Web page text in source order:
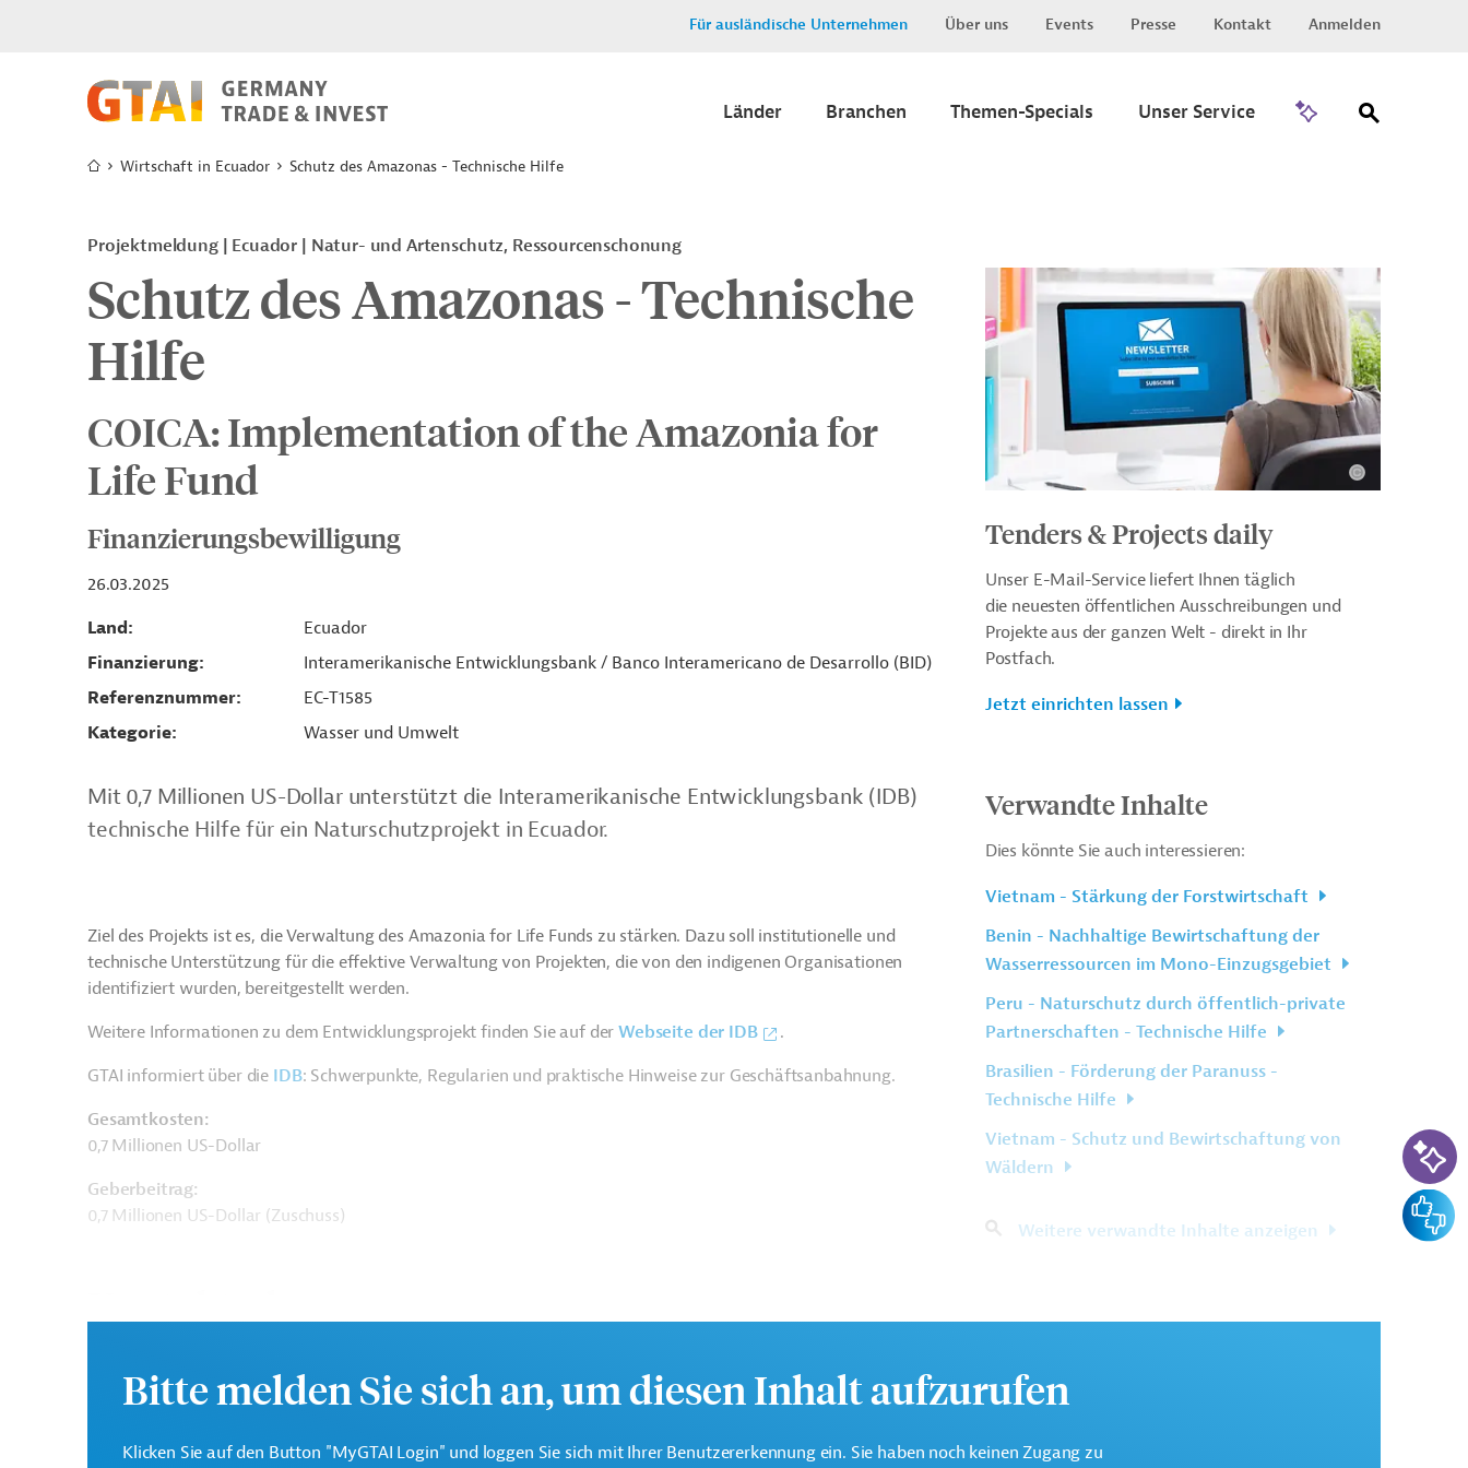
Für ausländische Unternehmen Über uns Events Presse Kontakt Anmelden
Länder Branchen Themen-Specials Unser Service
Wirtschaft in Ecuador Schutz des Amazonas - Technische Hilfe
Projektmeldung Ecuador Natur- und Artenschutz, Ressourcenschonung
Schutz des Amazonas - Technische
Hilfe
COICA: Implementation of the Amazonia for
Life Fund
Finanzierungsbewilligung
26.03.2025
Land
Ecuador
Finanzierung
Interamerikanische Entwicklungsbank / Banco Interamericano de Desarrollo (BID)
Referenznummer
EC-T1585
Kategorie
Wasser und Umwelt
Mit 0,7 Millionen US-Dollar unterstützt die Interamerikanische Entwicklungsbank (IDB)
technische Hilfe für ein Naturschutzprojekt in Ecuador.
Ziel des Projekts ist es, die Verwaltung des Amazonia for Life Funds zu stärken. Dazu soll institutionelle und
technische Unterstützung für die effektive Verwaltung von Projekten, die von den indigenen Organisationen
identifiziert wurden, bereitgestellt werden.
Weitere Informationen zu dem Entwicklungsprojekt finden Sie auf derWebseite der IDB
.
GTAI informiert über die IDB: Schwerpunkte, Regularien und praktische Hinweise zur Geschäftsanbahnung.
Gesamtkosten:
0,7 Millionen US-Dollar
Geberbeitrag:
0,7 Millionen US-Dollar (Zuschuss)
Interamerikanische
Die IDB ist die wichtigste multilaterale Finanzierungsinstitution für
Tenders & Projects daily
Unser E-Mail-Service liefert Ihnen täglich
die neuesten öffentlichen Ausschreibungen und
Projekte aus der ganzen Welt - direkt in Ihr
Postfach.
Jetzt einrichten lassen
Verwandte Inhalte
Dies könnte Sie auch interessieren:
Vietnam - Stärkung der Forstwirtschaft
Benin - Nachhaltige Bewirtschaftung der
Wasserressourcen im Mono-Einzugsgebiet
Peru - Naturschutz durch öffentlich-private
Partnerschaften - Technische Hilfe
Brasilien - Förderung der Paranuss -
Technische Hilfe
Vietnam - Schutz und Bewirtschaftung von
Wäldern
Weitere verwandte Inhalte anzeigen
Bitte melden Sie sich an, um diesen Inhalt aufzurufen
Klicken Sie auf den Button "MyGTAI Login" und loggen Sie sich mit Ihrer Benutzererkennung ein. Sie haben noch keinen Zugang zu
KI-